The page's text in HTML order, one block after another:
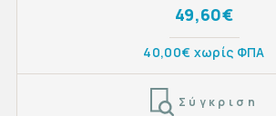
49,60€
40,00€ χωρίς ΦΠΑ
Σύγκριση